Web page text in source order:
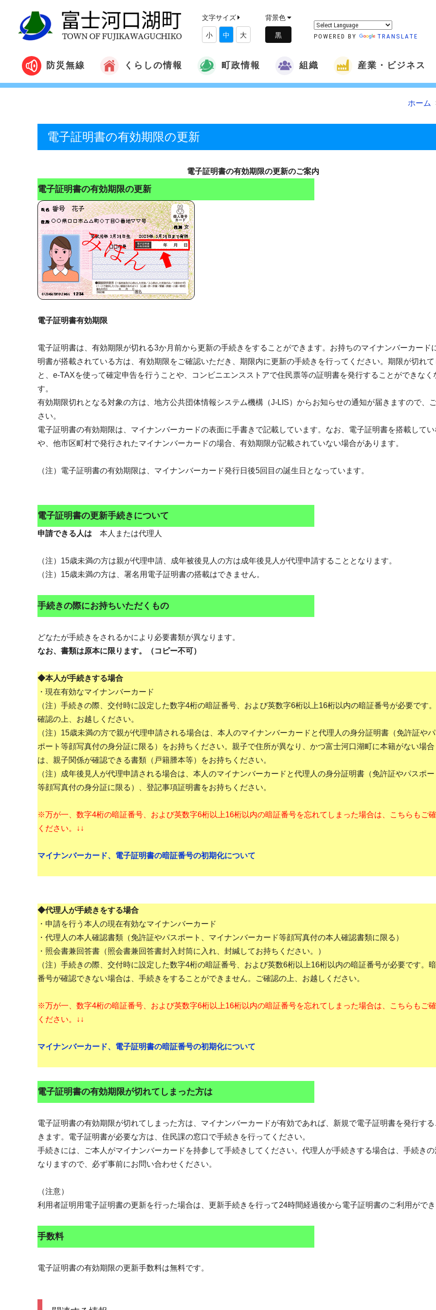
文字サイズ
小 中 大
背景色
POWERED BY TRANSLATE
防災無線 くらしの情報 町政情報 組織 産業・ビジネス
ホーム
電子証明書の有効期限の更新
電子証明書の有効期限の更新のご案内
電子証明書の有効期限の更新
電子証明書有効期限
電子証明書は、有効期限が切れる3か月前から更新の手続きをすることができます。お持ちのマイナンバーカード
明書が搭載されている方は、有効期限をご確認いただき、期限内に更新の手続きを行ってください。期限が切れて
と、e-TAXを使って確定申告を行うことや、コンビニエンスストアで住民票等の証明書を発行することができなく
す。
有効期限切れとなる対象の方は、地方公共団体情報システム機構（J-LIS）からお知らせの通知が届きますので、
さい。
電子証明書の有効期限は、マイナンバーカードの表面に手書きで記載しています。なお、電子証明書を搭載して
や、他市区町村で発行されたマイナンバーカードの場合、有効期限が記載されていない場合があります。
（注）電子証明書の有効期限は、マイナンバーカード発行日後5回目の誕生日となっています。
電子証明書の更新手続きについて
申請できる人は 本人または代理人
（注）15歳未満の方は親が代理申請、成年被後見人の方は成年後見人が代理申請することとなります。
（注）15歳未満の方は、署名用電子証明書の搭載はできません。
手続きの際にお持ちいただくもの
どなたが手続きをされるかにより必要書類が異なります。
なお、書類は原本に限ります。（コピー不可）
◆本人が手続きする場合
・現在有効なマイナンバーカード
（注）手続きの際、交付時に設定した数字4桁の暗証番号、および英数字6桁以上16桁以内の暗証番号が必要です
確認の上、お越しください。
（注）15歳未満の方で親が代理申請される場合は、本人のマイナンバーカードと代理人の身分証明書（免許証やパ
ポート等顔写真付の身分証に限る）をお持ちください。親子で住所が異なり、かつ富士河口湖町に本籍がない場合
は、親子関係が確認できる書類（戸籍謄本等）をお持ちください。
（注）成年後見人が代理申請される場合は、本人のマイナンバーカードと代理人の身分証明書（免許証やパスポー
等顔写真付の身分証に限る）、登記事項証明書をお持ちください。
※万が一、数字4桁の暗証番号、および英数字6桁以上16桁以内の暗証番号を忘れてしまった場合は、こちらもご
ください。↓↓
マイナンバーカード、電子証明書の暗証番号の初期化について
◆代理人が手続きをする場合
・申請を行う本人の現在有効なマイナンバーカード
・代理人の本人確認書類（免許証やパスポート、マイナンバーカード等顔写真付の本人確認書類に限る）
・照会書兼回答書（照会書兼回答書封入封筒に入れ、封緘してお持ちください。）
（注）手続きの際、交付時に設定した数字4桁の暗証番号、および英数6桁以上16桁以内の暗証番号が必要です。
番号が確認できない場合は、手続きをすることができません。ご確認の上、お越しください。
※万が一、数字4桁の暗証番号、および英数字6桁以上16桁以内の暗証番号を忘れてしまった場合は、こちらもご
ください。↓↓
マイナンバーカード、電子証明書の暗証番号の初期化について
電子証明書の有効期限が切れてしまった方は
電子証明書の有効期限が切れてしまった方は、マイナンバーカードが有効であれば、新規で電子証明書を発行す
きます。電子証明書が必要な方は、住民課の窓口で手続きを行ってください。
手続きには、ご本人がマイナンバーカードを持参して手続きしてください。代理人が手続きする場合は、手続き
なりますので、必ず事前にお問い合わせください。
（注意）
利用者証明用電子証明書の更新を行った場合は、更新手続きを行って24時間経過後から電子証明書のご利用ができ
手数料
電子証明書の有効期限の更新手数料は無料です。